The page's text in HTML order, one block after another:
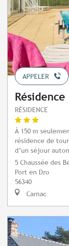
APPELER
RÉSIDENCE
À 150 m
résidence de
d’un séjour
5 Chaussée des
Port en Dro
56340
Carnac